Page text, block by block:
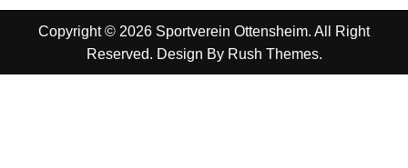
Copyright © 2026 Sportverein Ottensheim. All Right
Reserved. Design By Rush Themes.